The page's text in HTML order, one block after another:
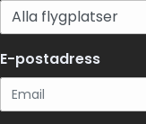
E-postadress